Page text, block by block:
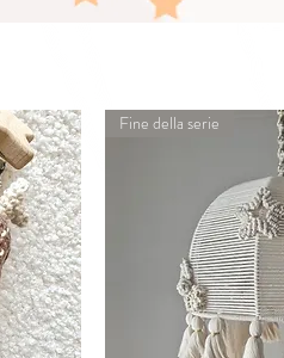
Fine della serie